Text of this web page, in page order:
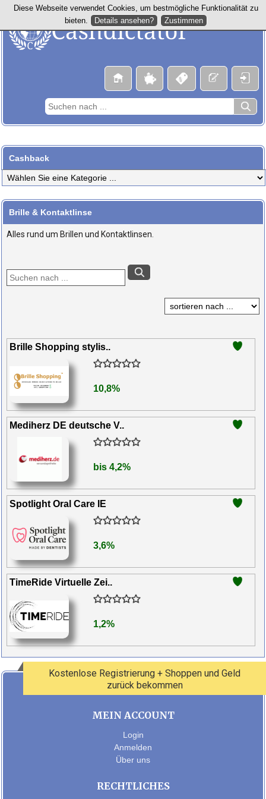
Cashback
Brille & Kontaktlinse
Alles rund um Brillen und Kontaktlinsen.
Brille Shopping stylis..
10,8%
Mediherz DE deutsche V..
bis 4,2%
Spotlight Oral Care IE
3,6%
TimeRide Virtuelle Zei..
1,2%
Diese Webseite verwendet Cookies, um bestmögliche Funktionalität zu
bieten.
Details ansehen? Zustimmen
Kostenlose Registrierung + Shoppen und Geld
zurück bekommen
MEIN ACCOUNT
Login
Anmelden
Über uns
RECHTLICHES